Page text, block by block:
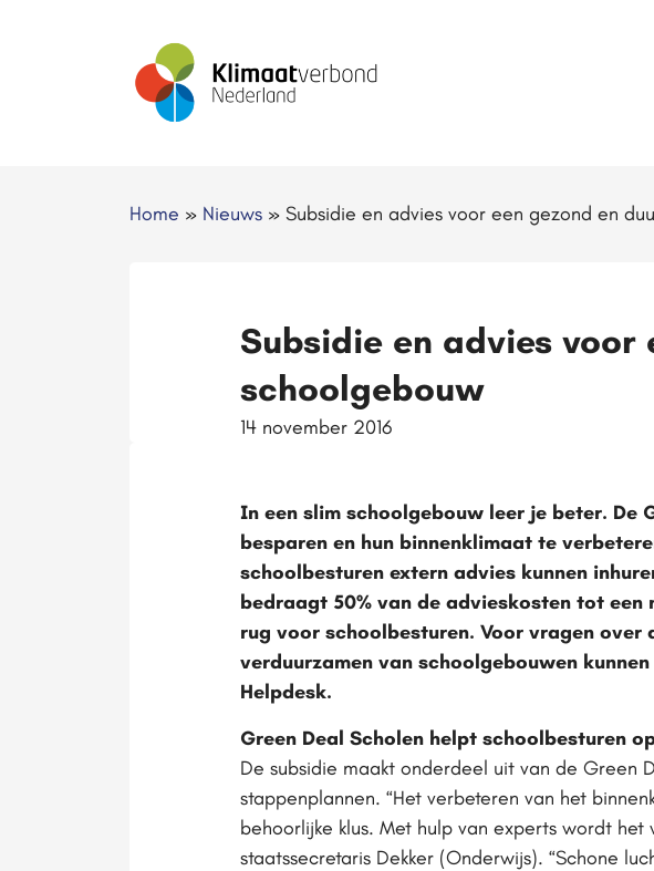
Home » Nieuws » Subsidie en advies voor een gezond en
Subsidie en advies voor
schoolgebouw
14 november 2016
In een slim schoolgebouw leer je beter. De
besparen en hun binnenklimaat te
schoolbesturen extern advies kunnen
bedraagt 50% van de advieskosten tot
rug voor schoolbesturen. Voor vragen
verduurzamen van schoolgebouwen
Helpdesk.
Green Deal Scholen helpt schoolbesturen
De subsidie maakt onderdeel uit van de Green
stappenplannen. “Het verbeteren van het
behoorlijke klus. Met hulp van experts wordt
staatssecretaris Dekker (Onderwijs). “Schone